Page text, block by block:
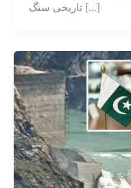
تاریخی سنگ […]